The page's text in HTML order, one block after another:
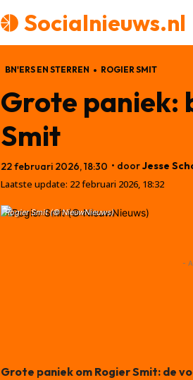
Socialnieuws.nl
BN'ERS EN STERREN ROGIER SMIT
Grote paniek:
Smit
22 februari 2026, 18:30 • doorJesse
Laatste update: 22 februari 2026, 18:32
Rogier Smit (© NieuwNieuws)
-
Grote paniek om Rogier Smit: de